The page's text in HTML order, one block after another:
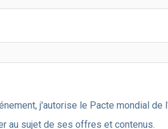
j'autorise le Pacte mondial de
au sujet de ses offres et contenus.